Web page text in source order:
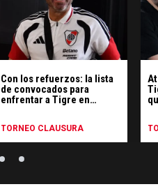
Con los refuerzos: la lista
de convocados para
enfrentar a Tigre en
TORNEO CLAUSURA